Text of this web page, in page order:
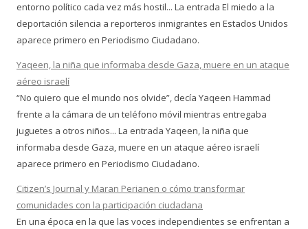
entorno político cada vez más hostil... La entrada El miedo a la
deportación silencia a reporteros inmigrantes en Estados Unidos
aparece primero en Periodismo Ciudadano.
Yaqeen, la niña que informaba desde Gaza, muere en un ataque
aéreo israelí
“No quiero que el mundo nos olvide”, decía Yaqeen Hammad
frente a la cámara de un teléfono móvil mientras entregaba
juguetes a otros niños... La entrada Yaqeen, la niña que
informaba desde Gaza, muere en un ataque aéreo israelí
aparece primero en Periodismo Ciudadano.
Citizen’s Journal y Maran Perianen o cómo transformar
comunidades con la participación ciudadana
En una época en la que las voces independientes se enfrentan a